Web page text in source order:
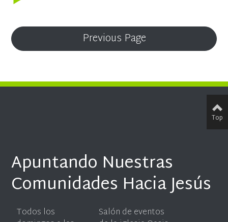
Previous Page
Apuntando Nuestras
Comunidades Hacia Jesús
Todos los Salón de eventos
Top